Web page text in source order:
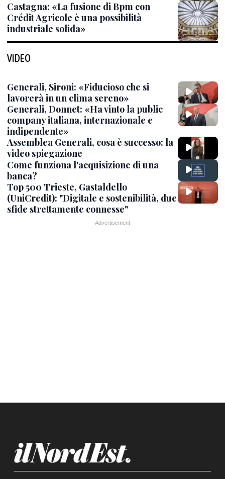
Castagna: «La fusione di Bpm con
Crédit Agricole è una possibilità
industriale solida»
VIDEO
Generali, Sironi: «Fiducioso che si
lavorerà in un clima sereno»
Generali, Donnet: «Ha vinto la public
company italiana, internazionale e
indipendente»
Assemblea Generali, cosa è successo: la
video spiegazione
Come funziona l'acquisizione di una
banca?
Top 500 Trieste, Gastaldello
(UniCredit): "Digitale e sostenibilità, due
sfide strettamente connesse"